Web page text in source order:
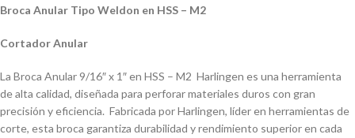
Broca Anular Tipo Weldon en HSS – M2
Cortador Anular
La Broca Anular 9/16″ x 1″ en HSS – M2 Harlingen es una herramienta
de alta calidad, diseñada para perforar materiales duros con gran
precisión y eficiencia. Fabricada por Harlingen, líder en herramientas de
corte, esta broca garantiza durabilidad y rendimiento superior en cada